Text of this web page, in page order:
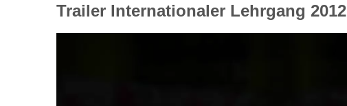
Trailer Internationaler Lehrgang 2012